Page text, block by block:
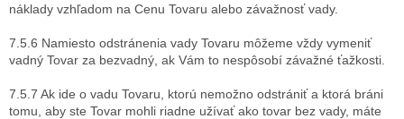
náklady vzhľadom na Cenu Tovaru alebo závažnosť vady.
7.5.6 Namiesto odstránenia vady Tovaru môžeme vždy vymeniť
vadný Tovar za bezvadný, ak Vám to nespôsobí závažné ťažkosti.
7.5.7 Ak ide o vadu Tovaru, ktorú nemožno odstrániť a ktorá bráni
tomu, aby ste Tovar mohli riadne užívať ako tovar bez vady, máte